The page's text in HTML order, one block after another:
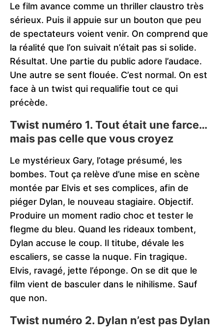
Le film avance comme un thriller claustro très
sérieux. Puis il appuie sur un bouton que peu
de spectateurs voient venir. On comprend que
la réalité que l’on suivait n’était pas si solide.
Résultat. Une partie du public adore l’audace.
Une autre se sent flouée. C’est normal. On est
face à un twist qui requalifie tout ce qui
précède.
Twist numéro 1. Tout était une farce…
mais pas celle que vous croyez
Le mystérieux Gary, l’otage présumé, les
bombes. Tout ça relève d’une mise en scène
montée par Elvis et ses complices, afin de
piéger Dylan, le nouveau stagiaire. Objectif.
Produire un moment radio choc et tester le
flegme du bleu. Quand les rideaux tombent,
Dylan accuse le coup. Il titube, dévale les
escaliers, se casse la nuque. Fin tragique.
Elvis, ravagé, jette l’éponge. On se dit que le
film vient de basculer dans le nihilisme. Sauf
que non.
Twist numéro 2. Dylan n’est pas Dylan